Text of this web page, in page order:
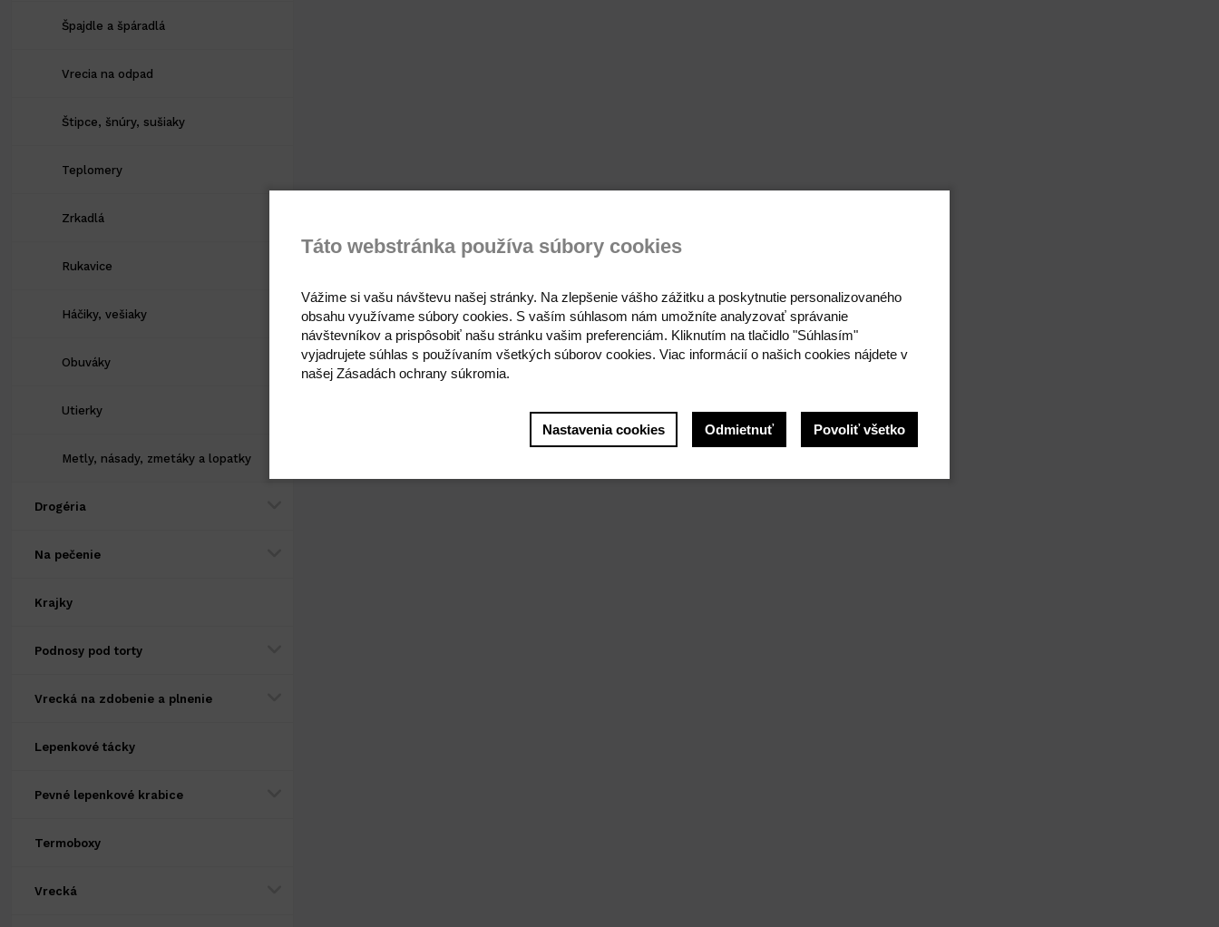
Špajdle a špáradlá
Vrecia na odpad
Štipce, šnúry, sušiaky
Teplomery
Zrkadlá
Rukavice
Háčiky, vešiaky
Obuváky
Utierky
Metly, násady, zmetáky a lopatky
Drogéria
Na pečenie
Krajky
Podnosy pod torty
Vrecká na zdobenie a plnenie
Lepenkové tácky
Pevné lepenkové krabice
Termoboxy
Vrecká
Táto webstránka používa súbory cookies
Vážime si vašu návštevu našej stránky. Na zlepšenie vášho zážitku a poskytnutie personalizovaného
obsahu využívame súbory cookies. S vaším súhlasom nám umožníte analyzovať správanie
návštevníkov a prispôsobiť našu stránku vašim preferenciám. Kliknutím na tlačidlo "Súhlasím"
vyjadrujete súhlas s používaním všetkých súborov cookies. Viac informácií o našich cookies nájdete v
našej Zásadách ochrany súkromia.
Nastavenia cookies Odmietnuť Povoliť všetko